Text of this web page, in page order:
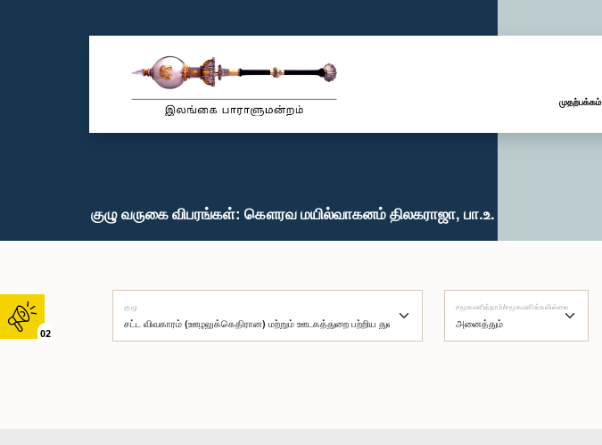
02
முதற்பக்கம்
குழு வருகை விபரங்கள்: கௌரவ மயில்வாகனம் திலகராஜா, பா.உ.
குழு சமூகமளித்தார்/சமூகமளிக்கவில்லை